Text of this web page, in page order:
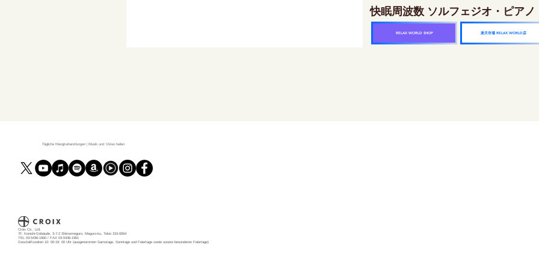
快眠周波数 ソルフェジオ・ピア
RELAX WORLD SHOP 楽天市場 RELAX WORLD店
Tägliche Klangbehandlungen | Musik und Video heilen
Croix Co., Ltd.
7F, Konishi-Gebäude, 3-7-2 Shimomeguro, Meguro-ku, Tokio 153-0064
TEL 03-5436-1960 / FAX 03-5436-1961
Geschäftszeiten 10: 00-19: 00 Uhr (ausgenommen Samstage, Sonntage und Feiertage sowie unsere besonderen Feiertage)